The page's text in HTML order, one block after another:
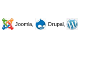
Joomla,
Drupal,